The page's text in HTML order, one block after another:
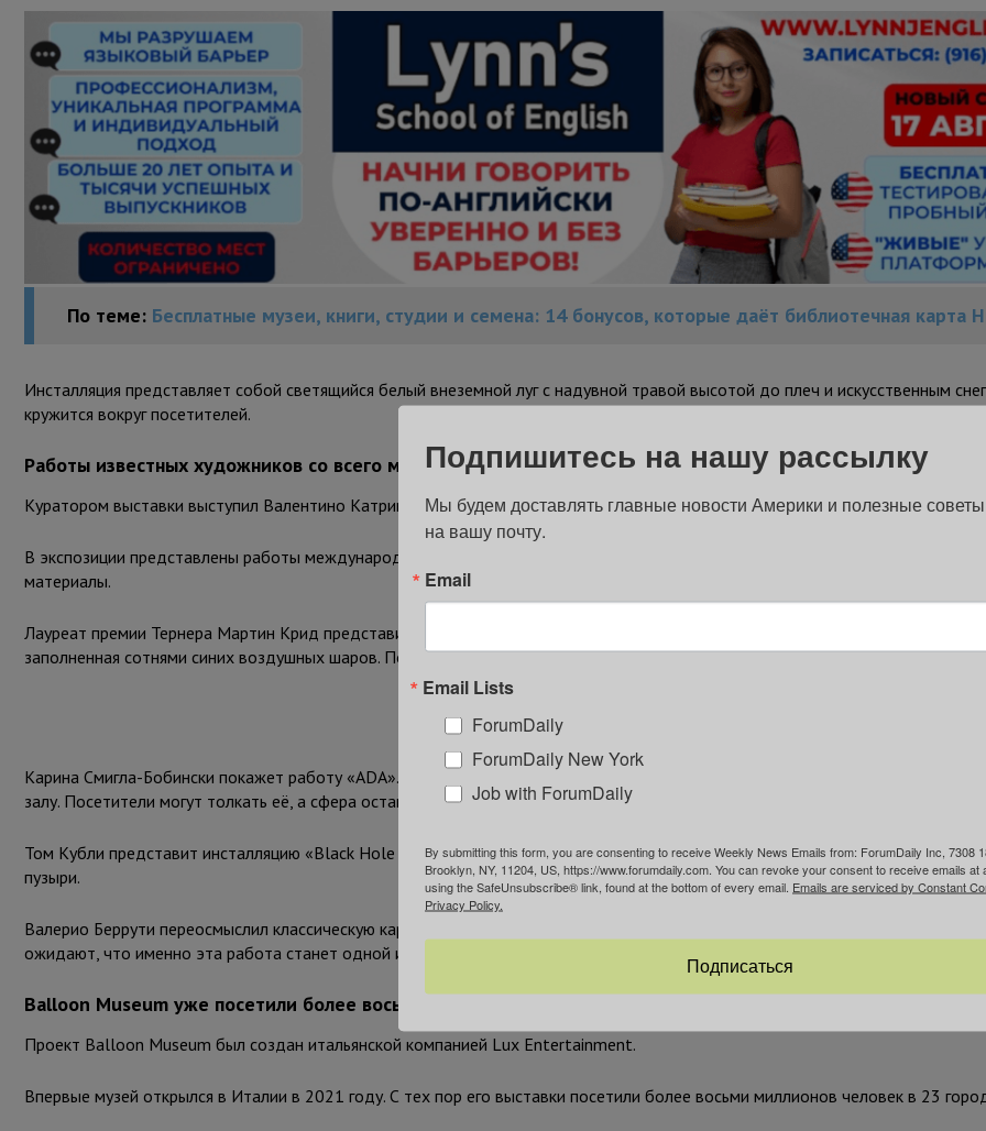
По теме: Бесплатные музеи, книги, студии и семена: 14 бонусов, которые даёт библиотечная карта
Инсталляция представляет собой светящийся белый внеземной луг с надувной травой высотой до плеч и искусственным
кружится вокруг посетителей.
Работы известных художников со всего мира
Куратором выставки выступил Валентино Катрикала.
В экспозиции представлены работы международных художников. Они используют воздух, свет и звук как основные
материалы.
Лауреат премии Тернера Мартин Крид представит инсталляцию «Work No. 3883: Half the air in a given space». Это прозрачная
заполненная сотнями синих воздушных шаров. По задумке автора, они занимают ровно половину воздуха в помещении.
Карина Смигла-Бобински покажет работу «ADA». Это наполненная гелием сфера с угольными шипами, которая свободно
залу. Посетители могут толкать её, а сфера оставляет графические следы на стенах, потолке и полу.
Том Кубли представит инсталляцию «Black Hole Horizon». С помощью сжатого воздуха звук превращается в медленно
пузыри.
Валерио Беррути переосмыслил классическую карусель превратив её в композицию из гигантских птиц из стекловолокна.
ожидают, что именно эта работа станет одной из самых популярных для фотографий.
Balloon Museum уже посетили более восьми миллионов человек
Проект Balloon Museum был создан итальянской компанией Lux Entertainment.
Впервые музей открылся в Италии в 2021 году. С тех пор его выставки посетили более восьми миллионов человек в 23
Подпишитесь на нашу рассылку
Мы будем доставлять главные новости Америки и полезные
на вашу почту.
Email
Email Lists
ForumDaily
ForumDaily New York
Job with ForumDaily
By submitting this form, you are consenting to receive Weekly News Emails from: ForumDaily Inc, 7308
Brooklyn, NY, 11204, US, https://www.forumdaily.com. You can revoke your consent to receive emails at
using the SafeUnsubscribe® link, found at the bottom of every email. Emails are serviced by Constant
Privacy Policy.
Подписаться